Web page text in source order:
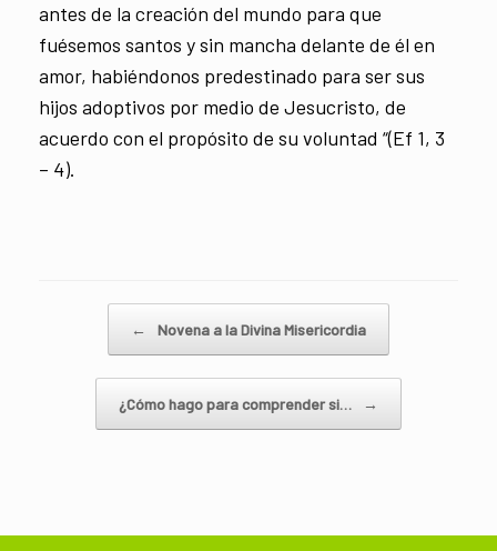
antes de la creación del mundo para que
fuésemos santos y sin mancha delante de él en
amor, habiéndonos predestinado para ser sus
hijos adoptivos por medio de Jesucristo, de
acuerdo con el propósito de su voluntad “(Ef 1, 3
– 4).
← Novena a la Divina Misericordia
¿Cómo hago para comprender si… →